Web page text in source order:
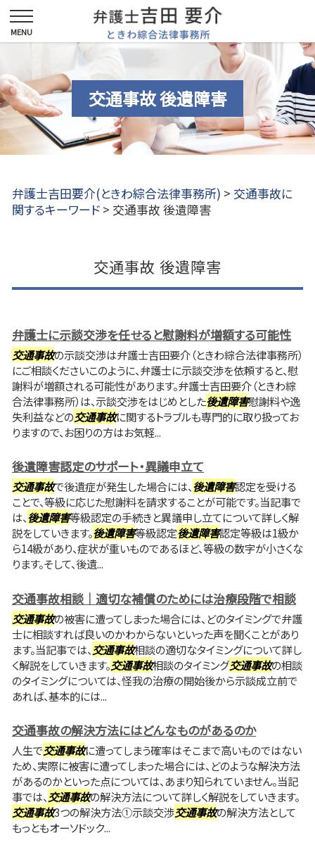
交通事故 後遺障害
弁護士吉田要介(ときわ綜合法律事務所) > 交通事故に
関するキーワード > 交通事故 後遺障害
交通事故 後遺障害
弁護士に示談交渉を任せると慰謝料が増額する可能性
交通事故の示談交渉は弁護士吉田要介（ときわ綜合法律事務所）
にご相談くださいこのように、弁護士に示談交渉を依頼すると、慰
謝料が増額される可能性があります。弁護士吉田要介（ときわ綜
合法律事務所）は、示談交渉をはじめとした後遺障害慰謝料や逸
失利益などの交通事故に関するトラブルも専門的に取り扱ってお
りますので、お困りの方はお気軽...
後遺障害認定のサポート・異議申立て
交通事故で後遺症が発生した場合には、後遺障害認定を受ける
ことで、等級に応じた慰謝料を請求することが可能です。当記事で
は、後遺障害等級認定の手続きと異議申し立てについて詳しく解
説をしていきます。後遺障害等級認定後遺障害認定等級は1級か
ら14級があり、症状が重いものであるほど、等級の数字が小さくな
ります。そして、後遺...
交通事故相談｜適切な補償のためには治療段階で相談
交通事故の被害に遭ってしまった場合には、どのタイミングで弁護
士に相談すれば良いのかわからないといった声を聞くことがあり
ます。当記事では、 交通事故相談の適切なタイミングについて詳し
く解説をしていきます。交通事故相談のタイミング交通事故の相談
のタイミングについては、怪我の治療の開始後から示談成立前で
あれば、基本的には...
交通事故の解決方法にはどんなものがあるのか
人生で交通事故に遭ってしまう確率はそこまで高いものではない
ため、実際に被害に遭ってしまった場合には、どのような解決方法
があるのかといった点については、あまり知られていません。当記
事では、 交通事故の解決方法について詳しく解説をしていきます。
交通事故3つの解決方法①示談交渉交通事故の解決方法として
もっともオーソドック...